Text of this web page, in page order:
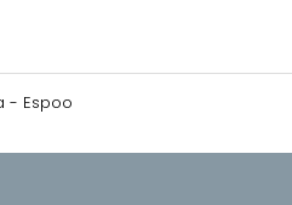
- Espoo